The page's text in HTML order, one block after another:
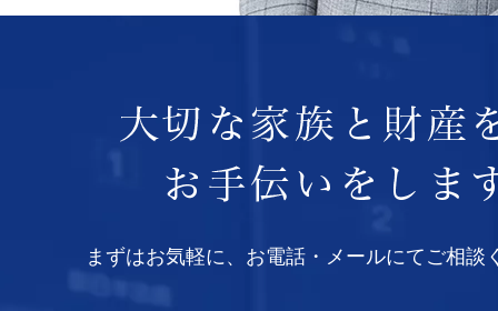
まずはお気軽に、お電話・メールにてご相談